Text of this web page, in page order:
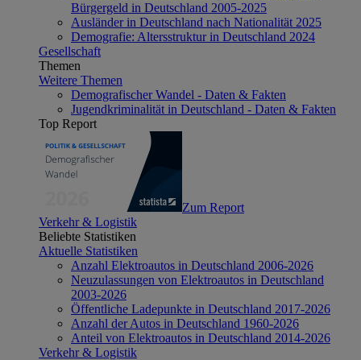
Bürgergeld in Deutschland 2005-2025
Ausländer in Deutschland nach Nationalität 2025
Demografie: Altersstruktur in Deutschland 2024
Gesellschaft
Themen
Weitere Themen
Demografischer Wandel - Daten & Fakten
Jugendkriminalität in Deutschland - Daten & Fakten
Top Report
Zum Report
Verkehr & Logistik
Beliebte Statistiken
Aktuelle Statistiken
Anzahl Elektroautos in Deutschland 2006-2026
Neuzulassungen von Elektroautos in Deutschland
2003-2026
Öffentliche Ladepunkte in Deutschland 2017-2026
Anzahl der Autos in Deutschland 1960-2026
Anteil von Elektroautos in Deutschland 2014-2026
Verkehr & Logistik